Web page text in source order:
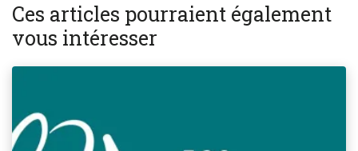
Ces articles pourraient également
vous intéresser